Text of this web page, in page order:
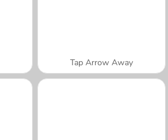
Tap Arrow Away